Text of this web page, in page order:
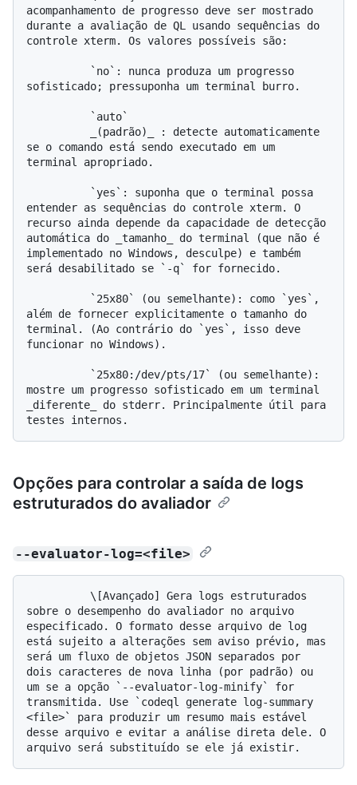
acompanhamento de progresso deve ser mostrado
durante a avaliação de QL usando sequências do
controle xterm. Os valores possíveis são:
sofisticado; pressuponha um terminal burro.
se o comando está sendo executado em um
terminal apropriado.
entender as sequências do controle xterm. O
recurso ainda depende da capacidade de detecção
automática do _tamanho_ do terminal (que não é
implementado no Windows, desculpe) e também
será desabilitado se `-q` for fornecido.
além de fornecer explicitamente o tamanho do
terminal. (Ao contrário do `yes`, isso deve
funcionar no Windows).
mostre um progresso sofisticado em um terminal
_diferente_ do stderr. Principalmente útil para
Opções para controlar a saída de logs
estruturados do avaliador
--evaluator-log=<file>
sobre o desempenho do avaliador no arquivo
especificado. O formato desse arquivo de log
está sujeito a alterações sem aviso prévio, mas
será um fluxo de objetos JSON separados por
dois caracteres de nova linha (por padrão) ou
um se a opção `--evaluator-log-minify` for
transmitida. Use `codeql generate log-summary
<file>` para produzir um resumo mais estável
desse arquivo e evitar a análise direta dele. O